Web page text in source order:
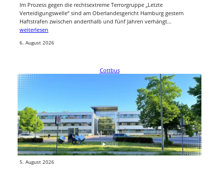
Im Prozess gegen die rechtsextreme Terrorgruppe „Letzte
Verteidigungswelle“ sind am Oberlandesgericht Hamburg gestern
Haftstrafen zwischen anderthalb und fünf Jahren verhängt…
weiterlesen
6. August 2026
Cottbus
CTK Poliklinik setzt auf KI: Hausarztpraxis baut
digitale Angebote aus
Die CTK Poliklinik in Cottbus treibt die Digitalisierung ihrer
hausärztlichen Praxis weiter voran. Künftig sollen Termine konsequent
über die Online-Plattform…weiterlesen
5. August 2026